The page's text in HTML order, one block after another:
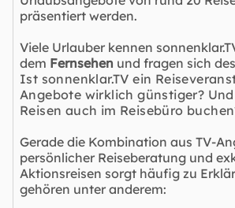
präsentiert werden.
Viele Urlauber kennen
dem Fernsehen und fragen sich
Ist sonnenklar.TV ein
Angebote wirklich günstiger?
Reisen auch im Reisebüro
Gerade die Kombination aus TV-
persönlicher Reiseberatung und
Aktionsreisen sorgt häufig zu
gehören unter anderem: